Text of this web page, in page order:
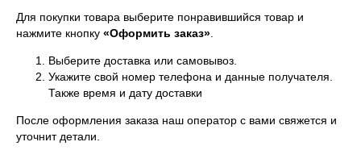
Для покупки товара выберите понравившийся товар и
нажмите кнопку «Оформить заказ»
Выберите доставка или самовывоз.
Укажите свой номер телефона и данные получателя.
Также время и дату доставки
После оформления заказа наш оператор с вами свяжется и
уточнит детали.